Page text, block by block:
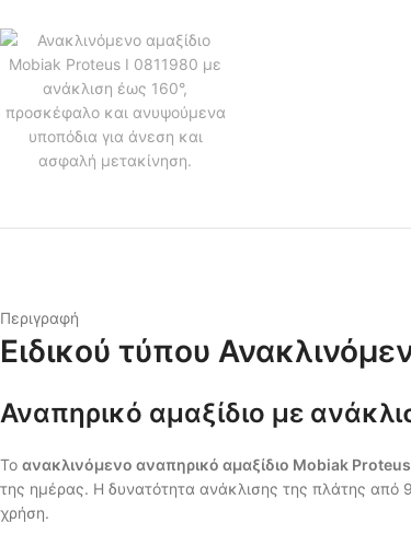
Περιγραφή
Ειδικού τύπου
Αναπηρικό αμαξίδιο με
Το ανακλινόμενο αναπηρικό αμαξίδιο Mobiak
της ημέρας. Η δυνατότητα ανάκλισης της πλάτης
χρήση.